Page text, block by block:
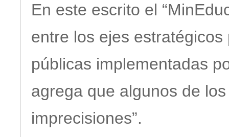
En este escrito el
entre los ejes
públicas implementadas
agrega que algunos de
imprecisiones”.